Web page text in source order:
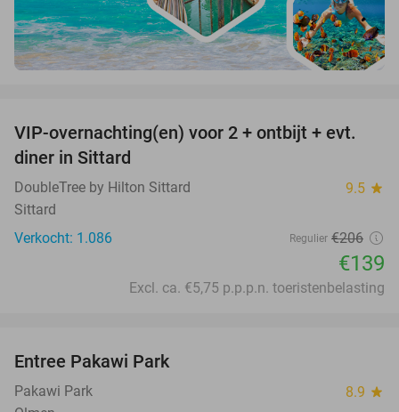
33%
VIP-overnachting(en) voor 2 + ontbijt + evt.
diner in Sittard
DoubleTree by Hilton Sittard 9.5 star
Sittard
Verkocht: 1.086
Regulier €206
€139
Excl. ca. €5,75 p.p.p.n. toeristenbelasting
Entree Pakawi Park
Pakawi Park 8.9 star